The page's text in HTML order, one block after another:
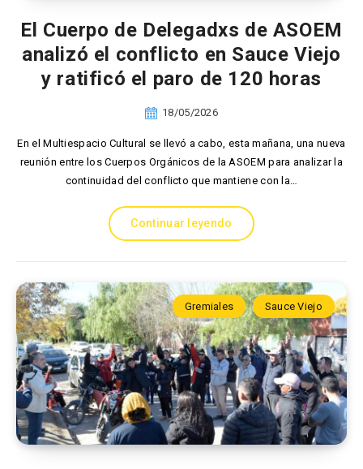
El Cuerpo de Delegadxs de ASOEM
analizó el conflicto en Sauce Viejo
y ratificó el paro de 120 horas
18/05/2026
En el Multiespacio Cultural se llevó a cabo, esta mañana, una nueva
reunión entre los Cuerpos Orgánicos de la ASOEM para analizar la
continuidad del conflicto que mantiene con la…
Continuar leyendo
Gremiales Sauce Viejo